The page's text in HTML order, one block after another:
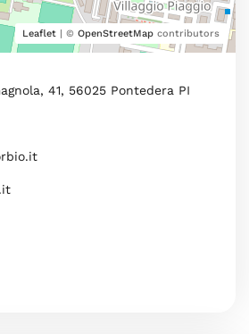
Leaflet | © OpenStreetMap contributors
41, 56025 Pontedera PI